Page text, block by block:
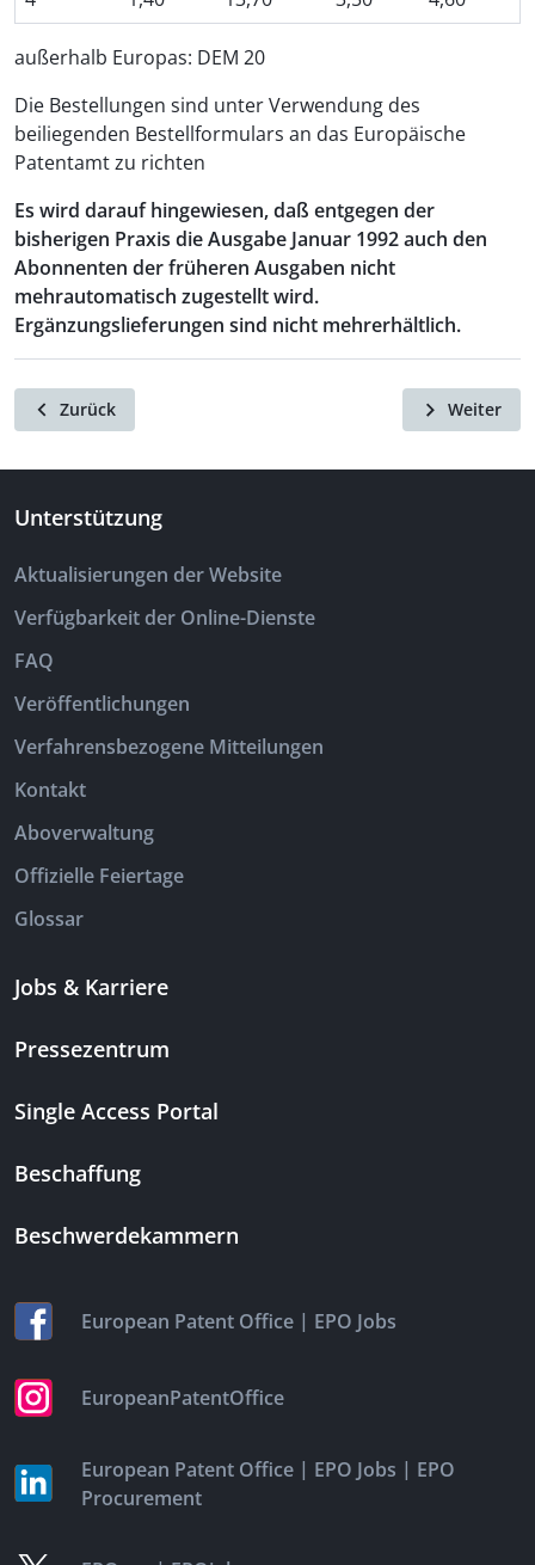
außerhalb Europas: DEM 20
Die Bestellungen sind unter Verwendung des
beiliegenden Bestellformulars an das Europäische
Patentamt zu richten
Es wird darauf hingewiesen, daß entgegen der
bisherigen Praxis die Ausgabe Januar 1992 auch den
Abonnenten der früheren Ausgaben nicht
mehrautomatisch zugestellt wird.
Ergänzungslieferungen sind nicht mehrerhältlich.
Zurück Weiter
Unterstützung
Aktualisierungen der Website
Verfügbarkeit der Online-Dienste
FAQ
Veröffentlichungen
Verfahrensbezogene Mitteilungen
Kontakt
Aboverwaltung
Offizielle Feiertage
Glossar
Jobs & Karriere
Pressezentrum
Single Access Portal
Beschaffung
Beschwerdekammern
European Patent Office | EPO Jobs
EuropeanPatentOffice
European Patent Office | EPO Jobs | EPO
Procurement